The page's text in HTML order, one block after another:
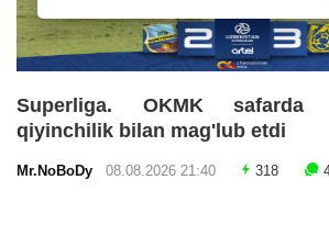
Superliga. OKMK safarda
qiyinchilik bilan mag'lub etdi
Mr.NoBoDy 08.08.2026 21:40 318